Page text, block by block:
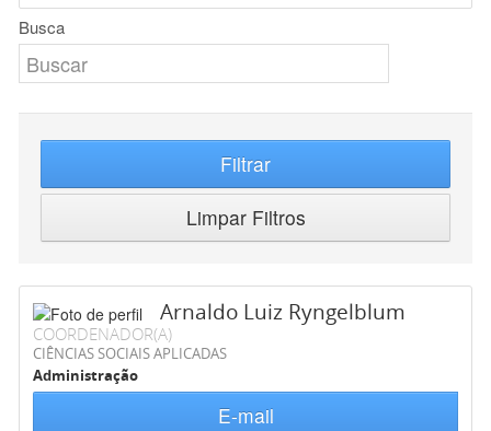
Busca
Filtrar
Limpar Filtros
Arnaldo Luiz Ryngelblum
COORDENADOR(A)
CIÊNCIAS SOCIAIS APLICADAS
Administração
E-mail